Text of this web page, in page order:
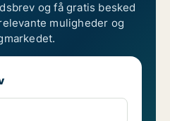
og få gratis besked
muligheder og